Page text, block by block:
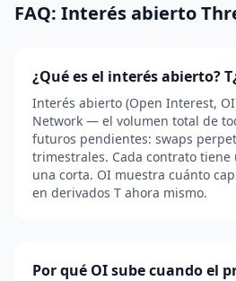
FAQ: Interés abierto
¿Qué es el interés abierto?
Interés abierto (Open Interest,
Network — el volumen total de
futuros pendientes: swaps
trimestrales. Cada contrato
una corta. OI muestra cuánto
en derivados T ahora mismo.
Por qué OI sube cuando el